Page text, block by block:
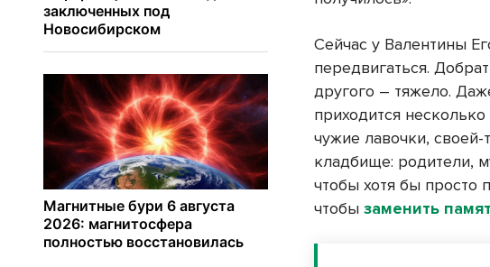
Сейчас у Валентины
передвигаться.
другого – тяжело.
приходится
чужие лавочки,
кладбище: родители,
чтобы хотя бы просто
чтобызаменить